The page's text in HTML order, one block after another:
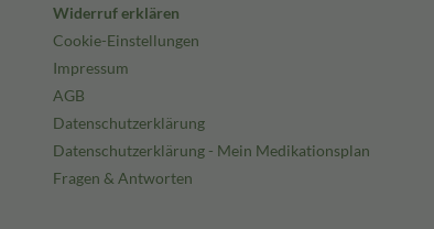
Widerruf erklären
Cookie-Einstellungen
Impressum
AGB
Datenschutzerklärung
Datenschutzerklärung - Mein Medikationsplan
Fragen & Antworten